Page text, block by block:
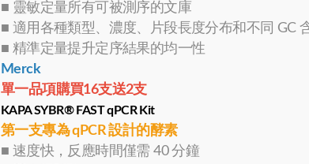
■ 靈敏定量所有可被測序的文庫
■ 適用各種類型、濃度、片段長度分布和不同 GC
■ 精準定量提升定序結果的均一性
Merck
單一品項購買16支送2支
KAPA SYBR® FAST qPCR Kit
第一支專為 qPCR 設計的酵素
■ 速度快，反應時間僅需 40 分鐘